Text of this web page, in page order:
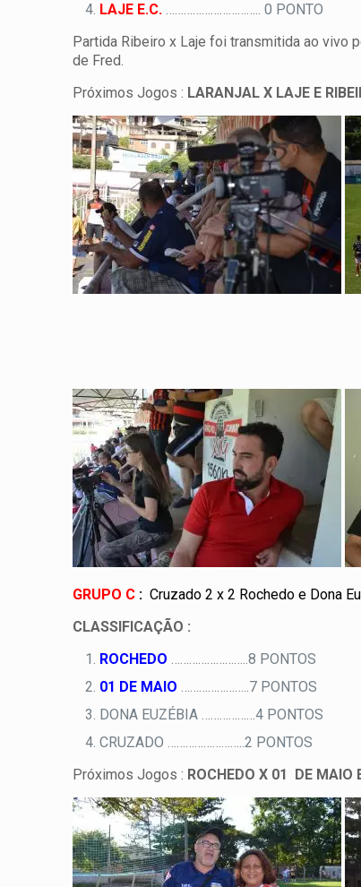
LAJE E.C. ………………………….. 0 PONTO
Partida Ribeiro x Laje foi transmitida ao vivo
de Fred.
Próximos Jogos : LARANJAL X LAJE E
GRUPO C :Cruzado 2 x 2 Rochedo e Dona
CLASSIFICAÇÃO :
ROCHEDO ……………………..8 PONTOS
01 DE MAIO …………………..7 PONTOS
DONA EUZÉBIA ………………4 PONTOS
CRUZADO ……………………..2 PONTOS
Próximos Jogos : ROCHEDO X 01 DE MAIO